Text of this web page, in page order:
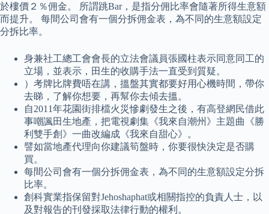
於樓價２％佣金。 所謂跳Bar，是指分佣比率會隨著所得生意額
而提升。 每間公司會有一個分拆佣金表，為不同的生意額設定
分拆比率。
身兼社工總工會會長的立法會議員張國柱表示同意同工的
立場，並表示，田生的收購手法一直受到質疑。
）考牌比牌費唔在講，搵盤其實都要好用心機時間，帶你
去睇，了解你想要，再幫你去傾去搵。
自2011年花園街排檔火災慘劇發生之後，有高登網民借此
事嘲諷田生地產，把電視劇集《我來自潮州》主題曲《勝
利雙手創》一曲改編成《我來自甜心》。
譬如當地產代理向你建議筍盤時，你要很快決定是否購
買。
每間公司會有一個分拆佣金表，為不同的生意額設定分拆
比率。
創科實業指保留對Jehoshaphat或相關指控的負責人士，以
及對報告的刊發採取法律行動的權利。